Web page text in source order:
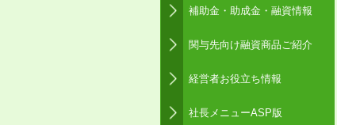
補助金・助成金・融資情報
関与先向け融資商品ご紹介
経営者お役立ち情報
社長メニューASP版